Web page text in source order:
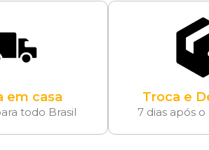
em casa
todo Brasil
Troca e
7 dias após